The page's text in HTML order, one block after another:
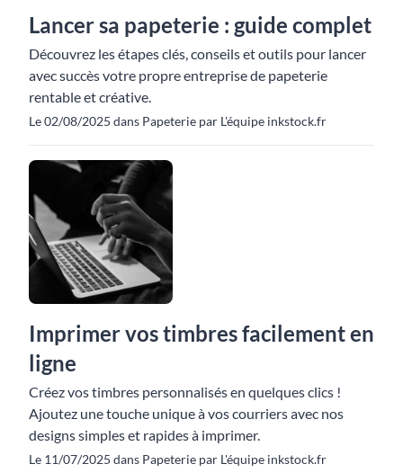
Lancer sa papeterie : guide complet
Découvrez les étapes clés, conseils et outils pour lancer
avec succès votre propre entreprise de papeterie
rentable et créative.
Le 02/08/2025 dans Papeterie par L'équipe inkstock.fr
Imprimer vos timbres facilement en
ligne
Créez vos timbres personnalisés en quelques clics !
Ajoutez une touche unique à vos courriers avec nos
designs simples et rapides à imprimer.
Le 11/07/2025 dans Papeterie par L'équipe inkstock.fr